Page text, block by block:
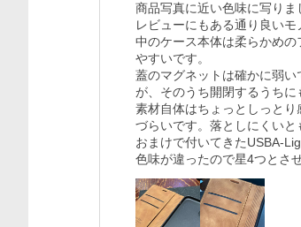
商品写真に近い色味に写り
レビューにもある通り良い
中のケース本体は柔らかめ
やすいです。
蓋のマグネットは確かに弱
が、そのうち開閉するうちに
素材自体はちょっとしっと
づらいです。落としにくいと
おまけで付いてきたUSBA-